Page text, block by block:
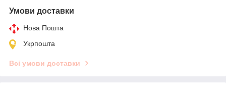
Умови доставки
Нова Пошта
Укрпошта
Всі умови доставки